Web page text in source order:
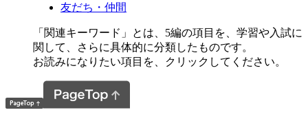
友だち・仲間
「関連キーワード」とは、5編の項目を、学習や入試に
関して、さらに具体的に分類したものです。
お読みになりたい項目を、クリックしてください。